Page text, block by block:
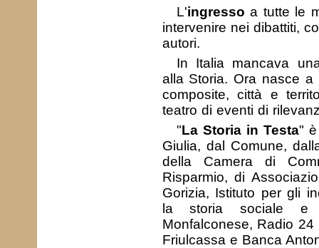
L'ingressoa tutte le
intervenire nei dibattiti,
autori.
In Italia mancava
alla Storia. Ora nasce a
composite, città e
teatro di eventi di
"La Storia in Testa" è
Giulia, dal Comune,
della Camera di
Risparmio, di
Gorizia, Istituto per gli
la storia sociale e
Monfalconese, Radio
Friulcassa e Banca